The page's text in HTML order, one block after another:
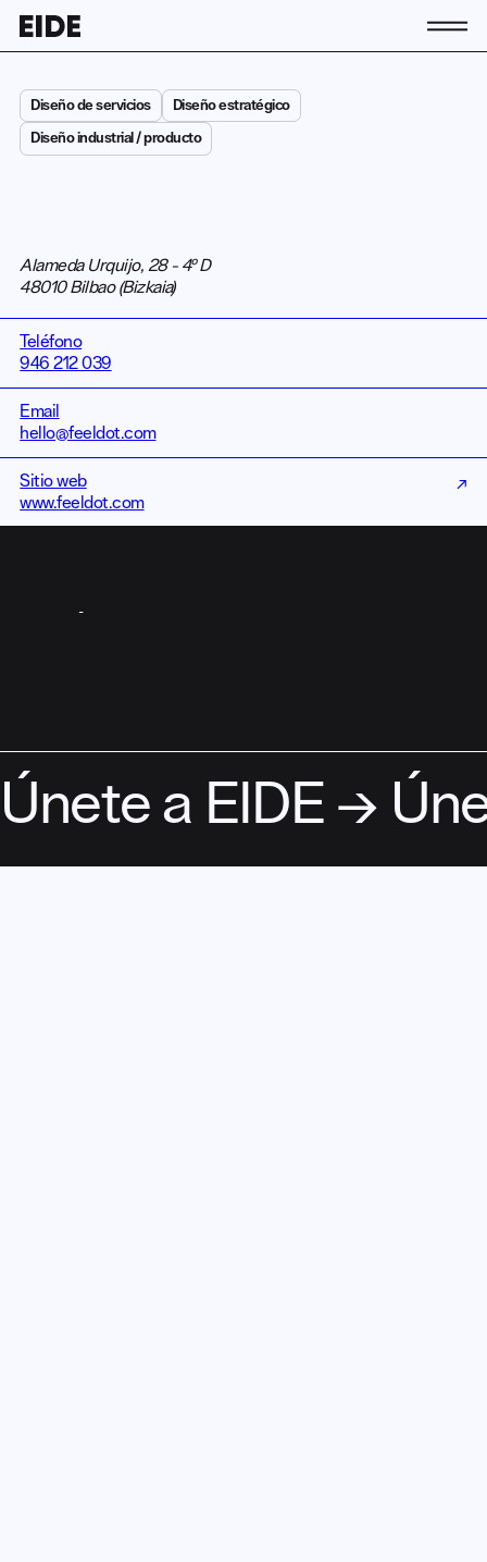
Conócenos
La asociación
Equipo
Actividad
Actualidad
Únete a EIDE
ES
Diseño de servicios Diseño estratégico
Diseño industrial / producto
Alameda Urquijo, 28 - 4º D
48010 Bilbao (Bizkaia)
Teléfono
946 212 039
Email
hello@feeldot.com
Sitio web
www.feeldot.com
↗
Únete a EIDE →